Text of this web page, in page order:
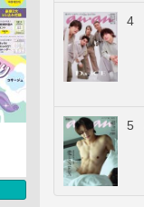
4
5